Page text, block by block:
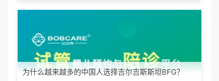
为什么越来越多的中国人选择吉尔吉斯斯坦BFG？